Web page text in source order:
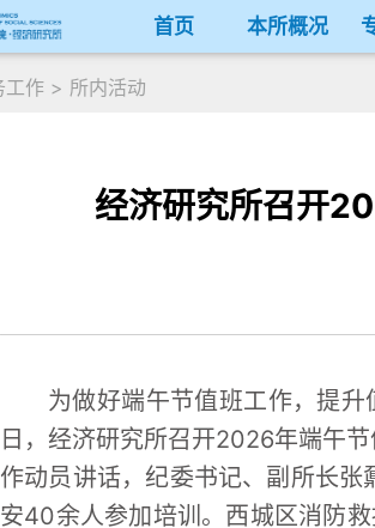
首页 本所概况
工作 > 所内活动
经济研究所召开
为做好端午节值班工作，提
日，经济研究所召开2026年端午
作动员讲话，纪委书记、副所长
安40余人参加培训。西城区消防